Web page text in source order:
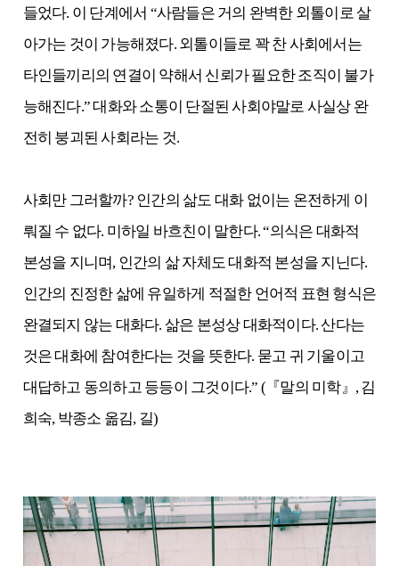
들었다. 이 단계에서 “사람들은 거의 완벽한 외톨이로 살
아가는 것이 가능해졌다. 외톨이들로 꽉 찬 사회에서는
타인들끼리의 연결이 약해서 신뢰가 필요한 조직이 불가
능해진다.” 대화와 소통이 단절된 사회야말로 사실상 완
전히 붕괴된 사회라는 것.
사회만 그러할까? 인간의 삶도 대화 없이는 온전하게 이
뤄질 수 없다. 미하일 바흐친이 말한다. “의식은 대화적
본성을 지니며, 인간의 삶 자체도 대화적 본성을 지닌다.
인간의 진정한 삶에 유일하게 적절한 언어적 표현 형식은
완결되지 않는 대화다. 삶은 본성상 대화적이다. 산다는
것은 대화에 참여한다는 것을 뜻한다. 묻고 귀 기울이고
대답하고 동의하고 등등이 그것이다.” (『말의 미학』, 김
희숙, 박종소 옮김, 길)